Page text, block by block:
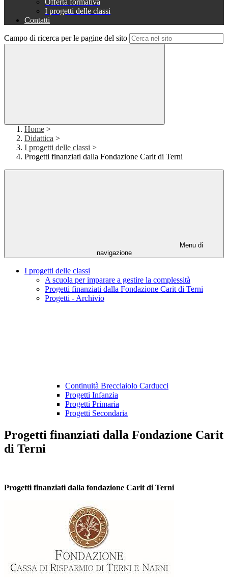
Offerta formativa
I progetti delle classi
Contatti
Campo di ricerca per le pagine del sito
Home >
Didattica >
I progetti delle classi >
Progetti finanziati dalla Fondazione Carit di Terni
Menu di
navigazione
I progetti delle classi
A scuola per imparare a gestire la complessità
Progetti finanziati dalla Fondazione Carit di Terni
Progetti - Archivio
Continuità Brecciaiolo Carducci
Progetti Infanzia
Progetti Primaria
Progetti Secondaria
Progetti finanziati dalla Fondazione Carit
di Terni
Progetti finanziati dalla fondazione Carit di Terni